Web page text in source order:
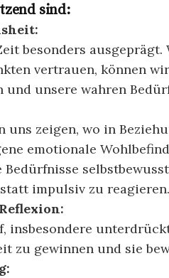
sind:
besonders ausgeprägt.
vertrauen, können
und unsere wahren
uns zeigen, wo in
emotionale
impulsiv zu reagieren.
insbesondere
zu gewinnen und sie